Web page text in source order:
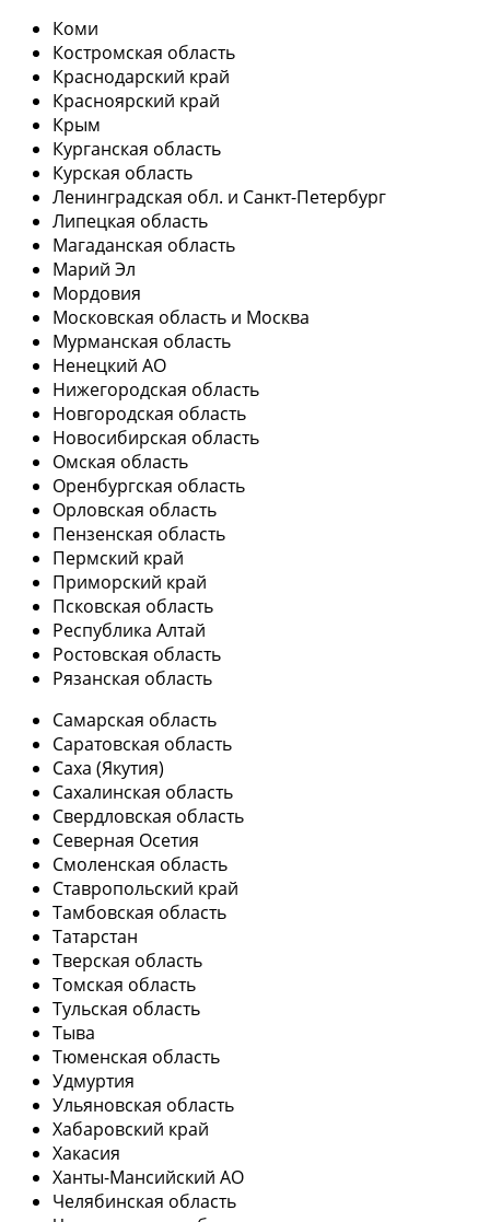
Коми
Костромская область
Краснодарский край
Красноярский край
Крым
Курганская область
Курская область
Ленинградская обл. и Санкт-Петербург
Липецкая область
Магаданская область
Марий Эл
Мордовия
Московская область и Москва
Мурманская область
Ненецкий АО
Нижегородская область
Новгородская область
Новосибирская область
Омская область
Оренбургская область
Орловская область
Пензенская область
Пермский край
Приморский край
Псковская область
Республика Алтай
Ростовская область
Рязанская область
Самарская область
Саратовская область
Саха (Якутия)
Сахалинская область
Свердловская область
Северная Осетия
Смоленская область
Ставропольский край
Тамбовская область
Татарстан
Тверская область
Томская область
Тульская область
Тыва
Тюменская область
Удмуртия
Ульяновская область
Хабаровский край
Хакасия
Ханты-Мансийский АО
Челябинская область